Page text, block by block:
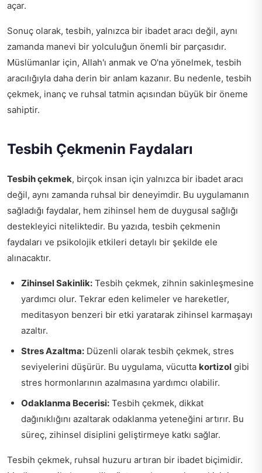
açar.
Sonuç olarak, tesbih, yalnızca bir ibadet aracı değil, aynı
zamanda manevi bir yolculuğun önemli bir parçasıdır.
Müslümanlar için, Allah'ı anmak ve O'na yönelmek, tesbih
aracılığıyla daha derin bir anlam kazanır. Bu nedenle, tesbih
çekmek, inanç ve ruhsal tatmin açısından büyük bir öneme
sahiptir.
Tesbih Çekmenin Faydaları
Tesbih çekmek, birçok insan için yalnızca bir ibadet aracı
değil, aynı zamanda ruhsal bir deneyimdir. Bu uygulamanın
sağladığı faydalar, hem zihinsel hem de duygusal sağlığı
destekleyici niteliktedir. Bu yazıda, tesbih çekmenin
faydaları ve psikolojik etkileri detaylı bir şekilde ele
alınacaktır.
Zihinsel Sakinlik: Tesbih çekmek, zihnin sakinleşmesine
yardımcı olur. Tekrar eden kelimeler ve hareketler,
meditasyon benzeri bir etki yaratarak zihinsel karmaşayı
azaltır.
Stres Azaltma: Düzenli olarak tesbih çekmek, stres
seviyelerini düşürür. Bu uygulama, vücutta kortizol gibi
stres hormonlarının azalmasına yardımcı olabilir.
Odaklanma Becerisi: Tesbih çekmek, dikkat
dağınıklığını azaltarak odaklanma yeteneğini artırır. Bu
süreç, zihinsel disiplini geliştirmeye katkı sağlar.
Tesbih çekmek, ruhsal huzuru artıran bir ibadet biçimidir.